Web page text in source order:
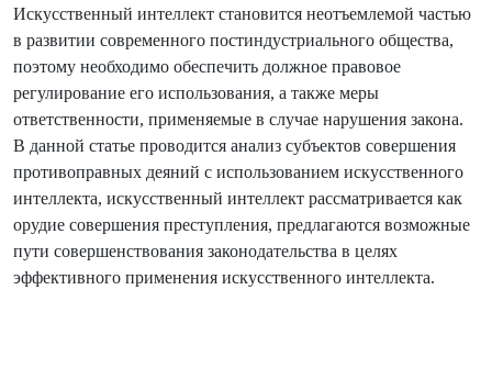
Искусственный интеллект становится неотъемлемой частью
в развитии современного постиндустриального общества,
поэтому необходимо обеспечить должное правовое
регулирование его использования, а также меры
ответственности, применяемые в случае нарушения закона.
В данной статье проводится анализ субъектов совершения
противоправных деяний с использованием искусственного
интеллекта, искусственный интеллект рассматривается как
орудие совершения преступления, предлагаются возможные
пути совершенствования законодательства в целях
эффективного применения искусственного интеллекта.